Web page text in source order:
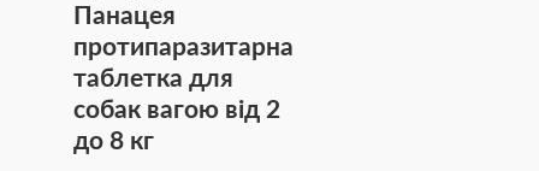
Панацея
протипаразитарна
таблетка для
собак вагою від 2
до 8 кг